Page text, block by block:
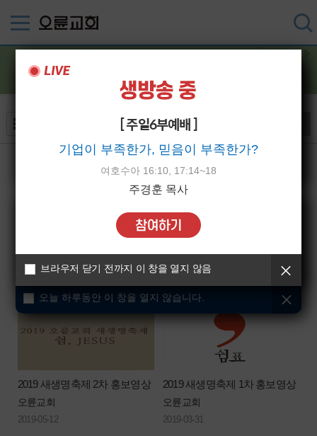
2023-03-31
2019 새생명축제 2차 홍보영상
오륜교회
2019-05-12
2019 새생명축제 1차 홍보영상
오륜교회
2019-03-31
오늘 하루동안 이 창을 열지 않습니다.
오늘 하루동안 이 창을 열지 않습니다.
[ 주일6부예배 ]
기업이 부족한가, 믿음이 부족한가?
여호수아 16:10, 17:14~18
주경훈 목사
브라우저 닫기 전까지 이 창을 열지 않음